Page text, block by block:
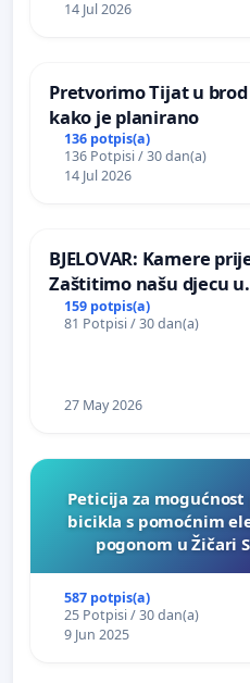
14 Jul 2026
Pretvorimo Tijat u
kako je planirano
136 potpis(a)
136 Potpisi / 30 dan(a)
14 Jul 2026
BJELOVAR: Kamere
Zaštitimo našu djecu u
Vukovarskoj!
159 potpis(a)
81 Potpisi / 30 dan(a)
27 May 2026
Peticija za
bicikla s pomoćnim
pogonom u Žičari
587 potpis(a)
25 Potpisi / 30 dan(a)
9 Jun 2025